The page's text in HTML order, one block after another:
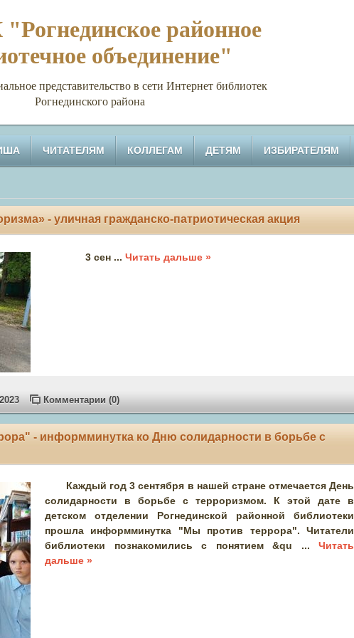
районное
объединение"
в сети Интернет библиотек
Рогнединского района
ЧИТАТЕЛЯМ КОЛЛЕГАМ ДЕТЯМ ИЗБИРАТЕЛЯМ
- уличная гражданско-патриотическая акция
3 сен ... Читать дальше »
Комментарии (0)
- информминутка ко Дню солидарности в борьбе с
Каждый год 3 сентября в нашей стране отмечается День
солидарности в борьбе с терроризмом. К этой дате в
детском отделении Рогнединской районной библиотеки
прошла информминутка "Мы против террора". Читатели
библиотеки познакомились с понятием &qu ... Читать
дальше »